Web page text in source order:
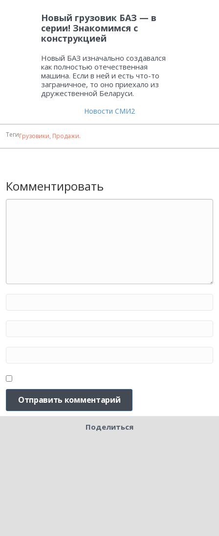
Новый грузовик БАЗ — в
серии! Знакомимся с
конструкцией
Новый БАЗ изначально создавался
как полностью отечественная
машина. Если в ней и есть что-то
заграничное, то оно приехало из
дружественной Беларуси.
Новости СМИ2
ТегиГрузовики, Продажи.
Комментировать
Поделиться